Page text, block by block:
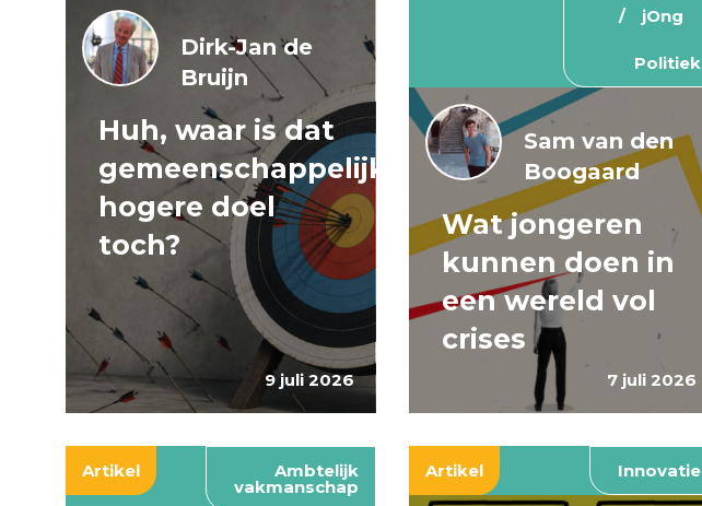
9 juli 2026
Dirk-Jan de
Bruijn
Huh, waar is dat
gemeenschappelijke
hogere doel
toch?
jOng
Politiek
7 juli 2026
Sam van den
Boogaard
Wat jongeren
kunnen doen in
een wereld vol
crises
Artikel Ambtelijk
vakmanschap
Artikel Innovatie